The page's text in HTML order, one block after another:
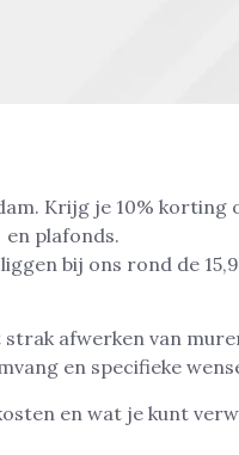
bij ons rond de
strak afwerken van
en specifieke
en wat je kunt